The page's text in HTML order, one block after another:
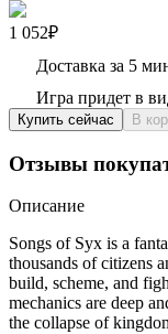
1 052₽
Доставка за 5
Игра придет в
Купить сейчас В
Отзывы
Описание
Songs of Syx is a
thousands of citizens
build, scheme, and
mechanics are deep
the collapse of